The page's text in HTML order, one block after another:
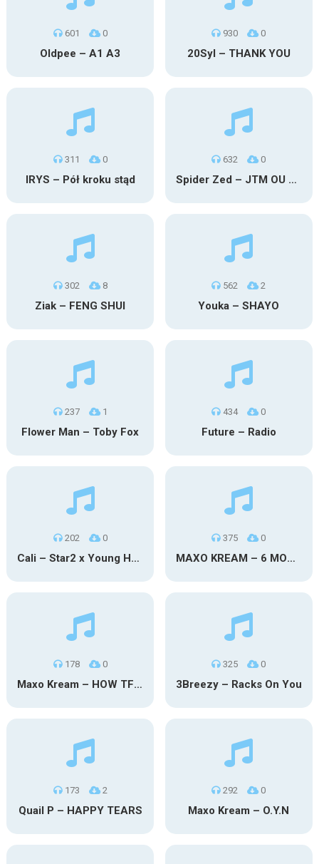
601 0
Oldpee – A1 A3
930 0
20Syl – THANK YOU
311 0
IRYS – Pół kroku stąd
632 0
Spider Zed – JTM OU TG
302 8
Ziak – FENG SHUI
562 2
Youka – SHAYO
237 1
Flower Man – Toby Fox
434 0
Future – Radio
202 0
Cali – Star2 x Young Henny
375 0
MAXO KREAM – 6 MONTHS CLEAN
178 0
Maxo Kream – HOW TF I’M LUCKY
325 0
3Breezy – Racks On You
173 2
Quail P – HAPPY TEARS
292 0
Maxo Kream – O.Y.N